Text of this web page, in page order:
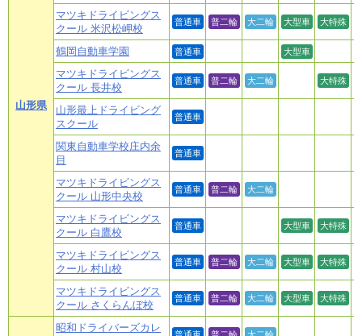
山形県
マツキドライビングス
クール 米沢松岬校
普通車 普二輪 大二輪 大型車 大特殊
鶴岡自動車学園 普通車 大型車
マツキドライビングス
クール 長井校
普通車 普二輪 大二輪 大特殊
山形最上ドライビング
スクール
普通車
関東自動車学校庄内余
目
普通車
マツキドライビングス
クール 山形中央校
普通車 普二輪 大二輪
マツキドライビングス
クール 白鷹校
普通車 大型車 大特殊
マツキドライビングス
クール 村山校
普通車 普二輪 大二輪 大型車 大特殊
マツキドライビングス
クール さくらんぼ校
普通車 普二輪 大二輪 大型車 大特殊
昭和ドライバーズカレ